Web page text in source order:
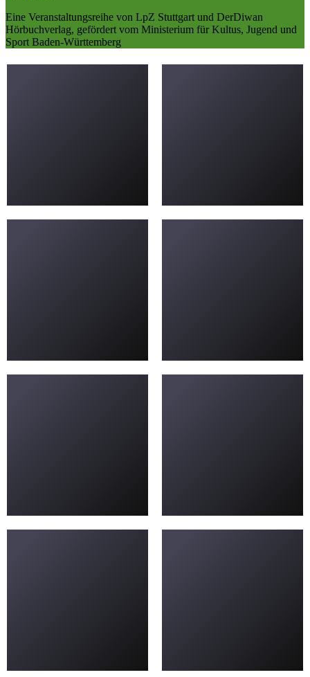
Eine Veranstaltungsreihe von LpZ Stuttgart und DerDiwan
Hörbuchverlag, gefördert vom Ministerium für Kultus, Jugend und
Sport Baden-Württemberg